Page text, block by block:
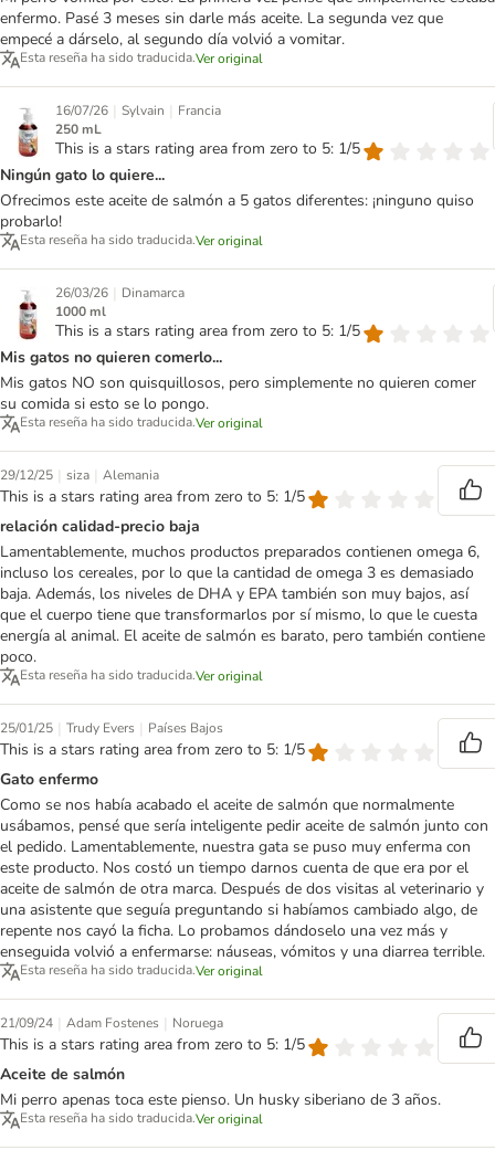
enfermo. Pasé 3 meses sin darle más aceite. La segunda vez que
empecé a dárselo, al segundo día volvió a vomitar.
Esta reseña ha sido traducida.Ver original
16/07/26 | Sylvain | Francia
250 mL
This is a stars rating area from zero to 5: 1/5
Ningún gato lo quiere...
Ofrecimos este aceite de salmón a 5 gatos diferentes: ¡ninguno quiso
probarlo!
Esta reseña ha sido traducida.Ver original
26/03/26 | Dinamarca
1000 ml
This is a stars rating area from zero to 5: 1/5
Mis gatos no quieren comerlo...
Mis gatos NO son quisquillosos, pero simplemente no quieren comer
su comida si esto se lo pongo.
Esta reseña ha sido traducida.Ver original
29/12/25 | siza | Alemania
This is a stars rating area from zero to 5: 1/5
relación calidad-precio baja
Lamentablemente, muchos productos preparados contienen omega 6,
incluso los cereales, por lo que la cantidad de omega 3 es demasiado
baja. Además, los niveles de DHA y EPA también son muy bajos, así
que el cuerpo tiene que transformarlos por sí mismo, lo que le cuesta
energía al animal. El aceite de salmón es barato, pero también contiene
poco.
Esta reseña ha sido traducida.Ver original
25/01/25 | Trudy Evers | Países Bajos
This is a stars rating area from zero to 5: 1/5
Gato enfermo
Como se nos había acabado el aceite de salmón que normalmente
usábamos, pensé que sería inteligente pedir aceite de salmón junto con
el pedido. Lamentablemente, nuestra gata se puso muy enferma con
este producto. Nos costó un tiempo darnos cuenta de que era por el
aceite de salmón de otra marca. Después de dos visitas al veterinario y
una asistente que seguía preguntando si habíamos cambiado algo, de
repente nos cayó la ficha. Lo probamos dándoselo una vez más y
enseguida volvió a enfermarse: náuseas, vómitos y una diarrea terrible.
Esta reseña ha sido traducida.Ver original
21/09/24 | Adam Fostenes | Noruega
This is a stars rating area from zero to 5: 1/5
Aceite de salmón
Mi perro apenas toca este pienso. Un husky siberiano de 3 años.
Esta reseña ha sido traducida.Ver original